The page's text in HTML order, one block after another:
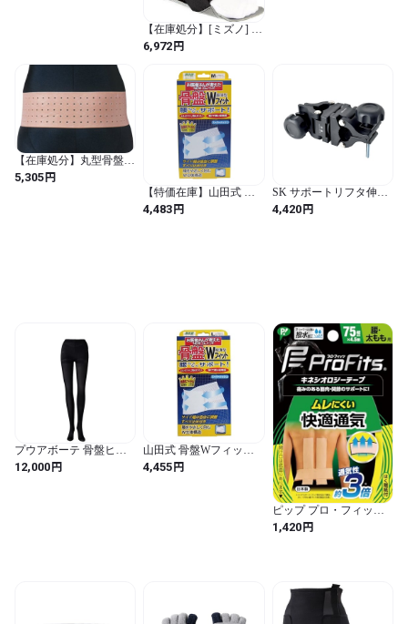
【在庫処分】[ミズノ] バ
イオギアサポーター足首
用(1枚入り) リアオープ
ン ハードパッド 高強度
男女兼用 K2JJ5B70 03 ブ
ラック L-L (ブラック / 日
本 L-L (日本サイズL相
当) / フィットネス ソッ
6,972円
【在庫処分】丸型骨盤バ
ンド スレンダー ブラウ
ン MLサイズ(90~110㎝)
5,305円
【特価在庫】山田式 骨
盤Wフィット 骨盤用 M
サイズ (ヒップ82~97cm)
4,483円
SK サポートリフタ伸腕
用 クランプ SLG-C15
4,420円
プウアボーテ 骨盤ヒッ
プタイツ
12,000円
山田式 骨盤Wフィット
骨盤用 Lサイズ (ヒップ
92~107cm) 白
4,455円
ピップ プロ・フィッツ
キネシオロジーテープ
快適通気 テーピング
1,420円